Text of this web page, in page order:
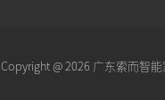
Copyright @ 2026 广东索而智